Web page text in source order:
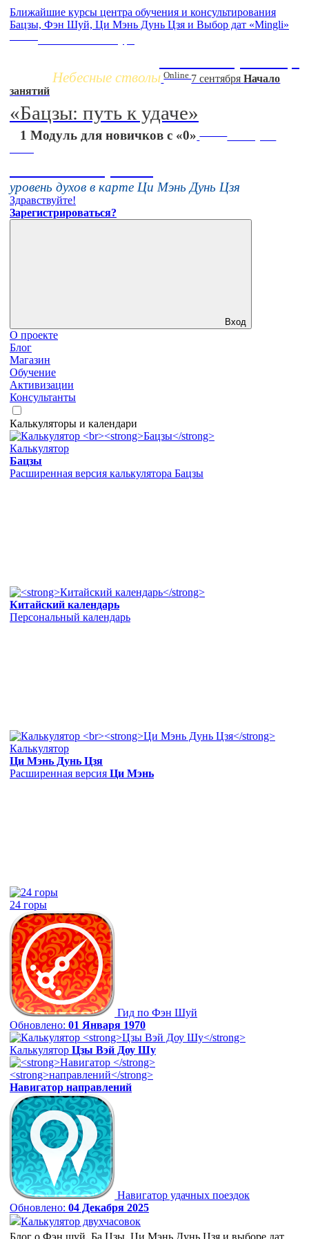
Ближайшие курсы центра обучения и консультирования
Бацзы, Фэн Шуй, Ци Мэнь Дунь Цзя и Выбор дат «Mingli»
Небесные стволы Online 7 сентябряНачало
занятий
«Бацзы: путь к удаче»
1 Модуль для новичков с «0»
16 августа
уровень духов в карте Ци Мэнь Дунь Цзя
Здравствуйте!
Зарегистрироваться?
Вход
О проекте
Блог
Магазин
Обучение
Активизации
Консультанты
Калькуляторы и календари
Калькулятор
Бацзы
Расширенная версия калькулятора Бацзы
Китайский календарь
Персональный календарь
Калькулятор
Ци Мэнь Дунь Цзя
Расширенная версия Ци Мэнь
24 горы
Гид по Фэн Шуй
Обновлено: 01 Января 1970
Калькулятор Цзы Вэй Доу Шу
Навигатор направлений
Навигатор удачных поездок
Обновлено: 04 Декабря 2025
Калькулятор двухчасовок
Блог о Фэн шуй, Ба Цзы, Ци Мэнь Дунь Цзя и выборе дат